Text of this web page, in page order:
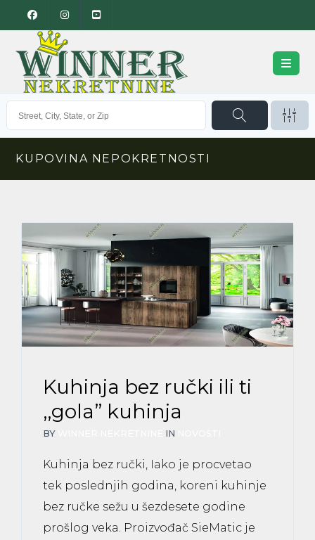
KUPOVINA NEPOKRETNOSTI
Kuhinja bez ručki ili ti
,,gola” kuhinja
BY IN
Kuhinja bez ručki, Iako je procvetao
tek poslednjih godina, koreni kuhinje
bez ručke sežu u šezdesete godine
prošlog veka. Proizvođač SieMatic je